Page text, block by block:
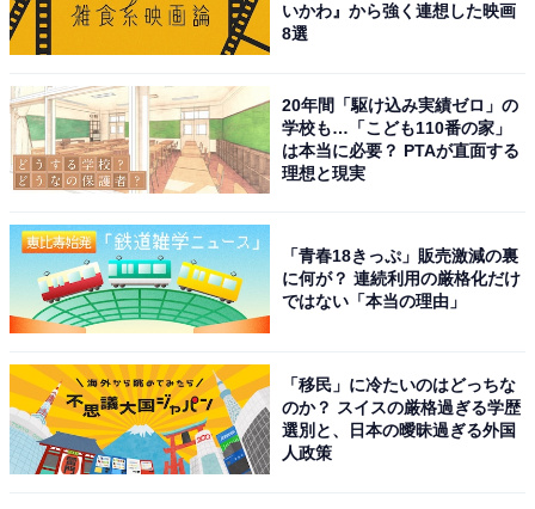
「ゴールデンウィークの時期は那須高原自体の新緑
を感じられるのが魅力です。上り線と下り線でそれ
ぞれ異なるご当地グルメが楽しめますし、特に那須
の御用邸チーズケーキなどの限定スイーツを購入で
きるのが嬉しいポイントです。ドッグランなどの設
備も充実しているため、ペット連れの旅行者にとっ
ても非常に優しい休憩スポットだと思います」（30
代男性／神奈川県）
「那須高原という観光地のイメージがあり、サービ
スエリア自体も観光気分を味わえそうだからです。
施設が比較的きれいで、食事やお土産の選択肢も多
いかわ』から強く連想した映画
8選
20年間「駆け込み実績ゼロ」の
学校も…「こども110番の家」
は本当に必要？ PTAが直面する
理想と現実
「青春18きっぷ」販売激減の裏
に何が？ 連続利用の厳格化だけ
ではない「本当の理由」
「移民」に冷たいのはどっちな
のか？ スイスの厳格過ぎる学歴
選別と、日本の曖昧過ぎる外国
人政策